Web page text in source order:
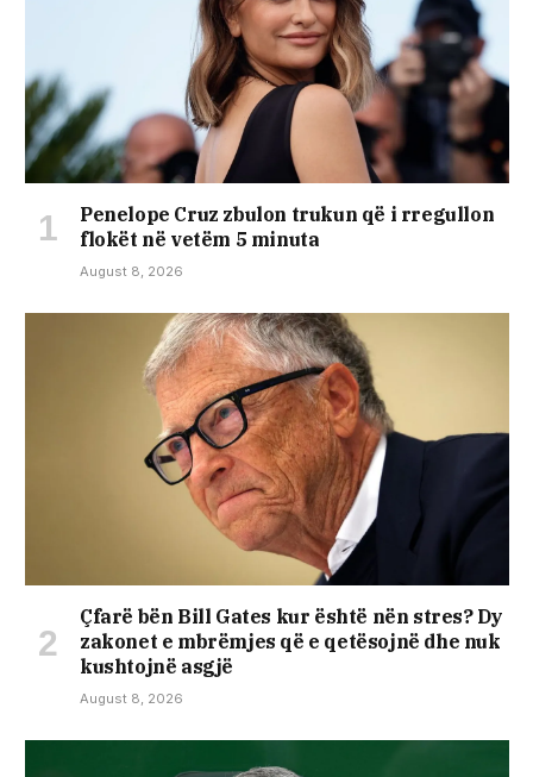
Penelope Cruz zbulon trukun që i rregullon
flokët në vetëm 5 minuta
August 8, 2026
Çfarë bën Bill Gates kur është nën stres? Dy
zakonet e mbrëmjes që e qetësojnë dhe nuk
kushtojnë asgjë
August 8, 2026